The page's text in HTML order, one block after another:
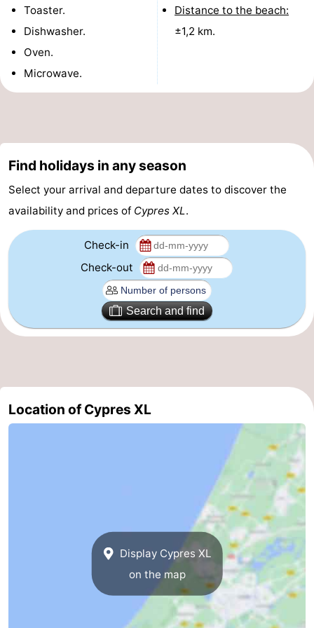
Route
addresses
Region
Holland
-
Nature
Duinen
-
aan
Zee
Bergen
-
Alkmaar
-
Zee
duinreservaat
Wijk
-
Toaster.
Dishwasher.
Oven.
Microwave.
Distance to the beach:
±1,2 km.
Find holidays in any season
Select your arrival and departure dates to discover the
availability and prices of Cypres XL.
Check-in
Check-out
Search and find
Location of Cypres XL
Display Cypres XL
on the map